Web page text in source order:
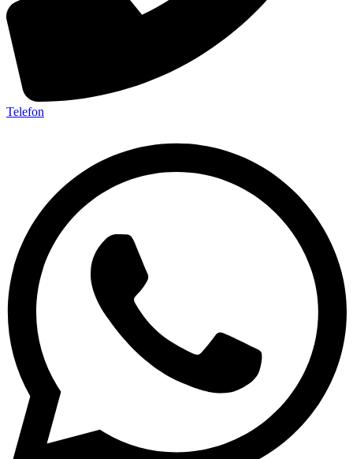
Telefon